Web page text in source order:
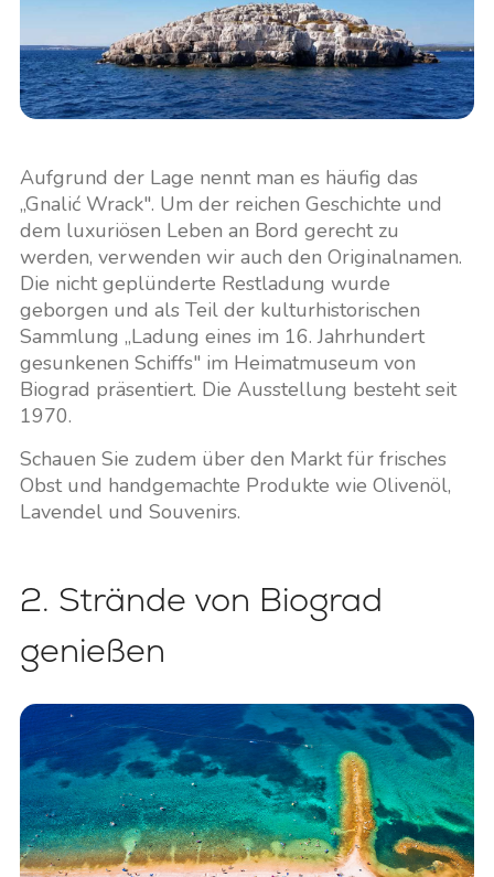
Aufgrund der Lage nennt man es häufig das
„Gnalić Wrack". Um der reichen Geschichte und
dem luxuriösen Leben an Bord gerecht zu
werden, verwenden wir auch den Originalnamen.
Die nicht geplünderte Restladung wurde
geborgen und als Teil der kulturhistorischen
Sammlung „Ladung eines im 16. Jahrhundert
gesunkenen Schiffs" im Heimatmuseum von
Biograd präsentiert. Die Ausstellung besteht seit
1970.
Schauen Sie zudem über den Markt für frisches
Obst und handgemachte Produkte wie Olivenöl,
Lavendel und Souvenirs.
2. Strände von Biograd
genießen